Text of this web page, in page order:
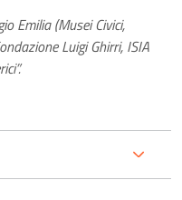
Emilia (Musei Civici,
Luigi Ghirri, ISIA